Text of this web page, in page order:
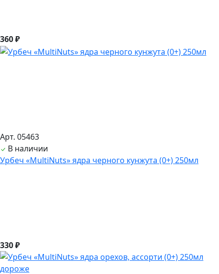
360 ₽
Арт. 05463
В наличии
Урбеч «MultiNuts» ядра черного кунжута (0+) 250мл
330 ₽